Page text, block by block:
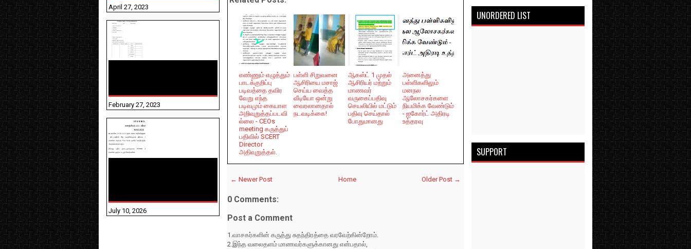
எண்ணும் எழுத்தும்
பாடக்குறிப்பு
படிவத்தை தவிர
வேறு எந்த
படிவமும் கையாள
அறிவுறுத்தப்படவி
ல்லை - CEOs
meeting கருத்துப்
பதிவில் SCERT
Director
அதிவுறுத்தல்.
பள்ளி சிறுவனை
ஆசிரியை மசாஜ்
செய்ய வைத்த
வீடியோ ஒன்று
வைரலானதால்
நடவடிக்கை!
ஆகஸ்ட் 1 முதல்
ஆசிரியர் மற்றும்
மாணவர்
வருகைப்பதிவு
செயலியில் மட்டும்
பதிவு செய்தால்
போதுமானது
அனைத்து
பள்ளிகளிலும்
மனநல
ஆலோசகர்களை
நியமிக்க வேண்டும்
- ஐகோர்ட் அதிரடி
உத்தரவு
← Newer Post Older Post →
Home
0 Comments:
Post a Comment
1.வாசகர்களின் கருத்து சுதந்திரத்தை வரவேற்கின்றோம்.
2.இந்த வலைதளம் மாணவர்களுக்கானது என்பதால்,
April 27, 2023
February 27, 2023
July 10, 2026
UNORDERED LIST
SUPPORT